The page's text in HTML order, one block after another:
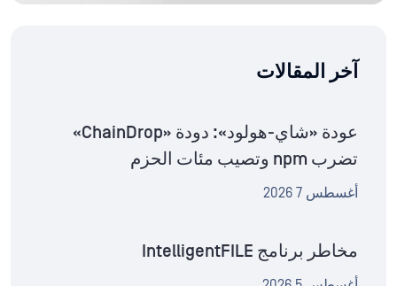
آخر المقالات
عودة «شاي-هولود»: دودة «ChainDrop»
تضرب npm وتصيب مئات الحزم
أغسطس 7 2026
مخاطر برنامج IntelligentFILE